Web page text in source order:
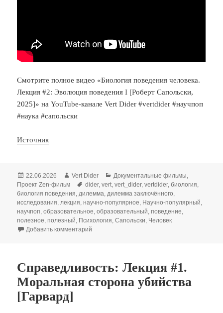
Смотрите полное видео «Биология поведения человека.
Лекция #2: Эволюция поведения I [Роберт Сапольски,
2025]» на YouTube-канале Vert Dider #vertdider #научпоп
#наука #сапольски
Источник
Опубликовано
22.06.2026 Автор
Vert Dider Рубрики
Документальные фильмы,
Проект Zen-фильм
Метки
dider,vert,vert_dider,vertdider,биология,
биология поведения,дилемма,дилемма заключённого,
исследования,лекция,научно-популярное, Научно-популярный,
научпоп,образовательное,образовательный,поведение,
полезное,полезный, Психология,Сапольски, Человек
Добавить комментарий
Справедливость: Лекция #1.
Моральная сторона убийства
[Гарвард]